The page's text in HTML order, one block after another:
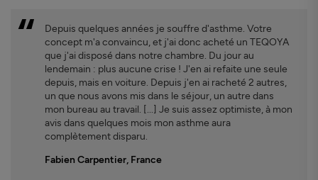
Depuis quelques années je souffre d'asthme. Votre
concept m'a convaincu, et j'ai donc acheté un TEQOYA
que j'ai disposé dans notre chambre. Du jour au
lendemain : plus aucune crise ! J'en ai refaite une seule
depuis, mais en voiture. Depuis j'en ai racheté 2 autres,
un que nous avons mis dans le séjour, un autre dans
mon bureau au travail. [...] Je suis assez optimiste, à mon
avis dans quelques mois mon asthme aura
complètement disparu.
Fabien Carpentier, France